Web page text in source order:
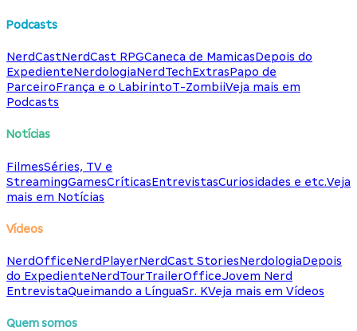
Podcasts
NerdCastNerdCast RPGCaneca de MamicasDepois do
ExpedienteNerdologiaNerdTechExtrasPapo de
ParceiroFrança e o LabirintoT-ZombiiVeja mais em
Podcasts
Notícias
FilmesSéries, TV e
StreamingGamesCríticasEntrevistasCuriosidades e etc.Veja
mais em Notícias
Vídeos
NerdOfficeNerdPlayerNerdCast StoriesNerdologiaDepois
do ExpedienteNerdTourTrailerOfficeJovem Nerd
EntrevistaQueimando a LínguaSr. KVeja mais em Vídeos
Quem somos